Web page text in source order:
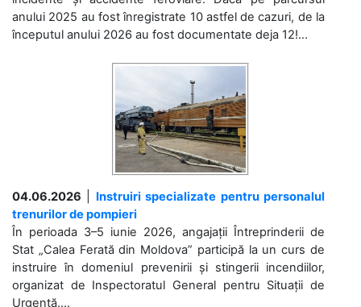
anului 2025 au fost înregistrate 10 astfel de cazuri, de la
începutul anului 2026 au fost documentate deja 12!...
04.06.2026
Instruiri specializate pentru personalul
trenurilor de pompieri
În perioada 3–5 iunie 2026, angajații Întreprinderii de
Stat „Calea Ferată din Moldova” participă la un curs de
instruire în domeniul prevenirii și stingerii incendiilor,
organizat de Inspectoratul General pentru Situații de
Urgență....